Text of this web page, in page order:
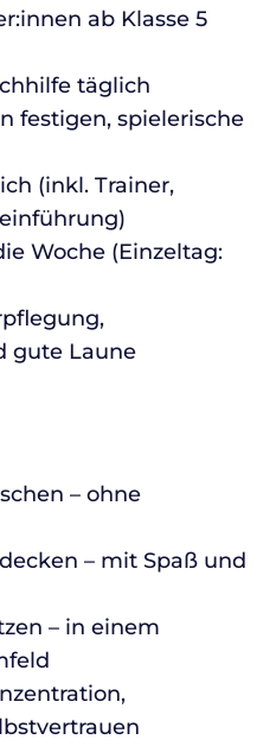
ab Klasse 5
täglich
festigen, spielerische
(inkl. Trainer,
Woche (Einzeltag:
gute Laune
– ohne
– mit Spaß und
– in einem